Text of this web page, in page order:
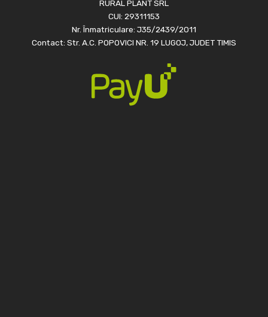
RURAL PLANT SRL
CUI: 29311153
Nr. Înmatriculare: J35/2439/2011
Contact: Str. A.C. POPOVICI NR. 19 LUGOJ, JUDET TIMIS